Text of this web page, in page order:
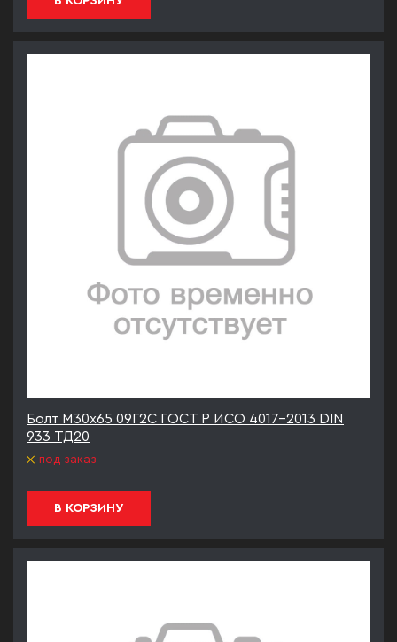
Болт М30х65 09Г2С ГОСТ Р ИСО 4017-2013 DIN
933 ТД20
под заказ
В КОРЗИНУ